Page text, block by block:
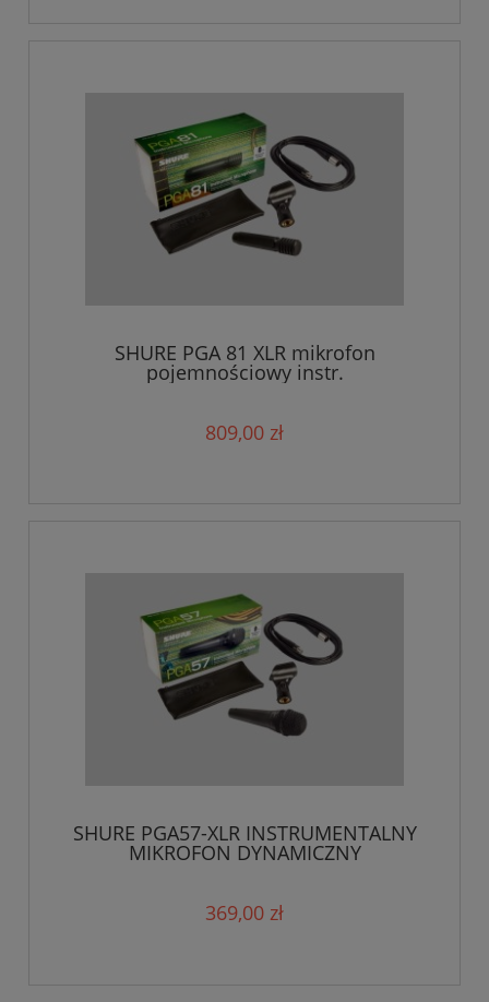
SHURE PGA 81 XLR mikrofon
pojemnościowy instr.
809,00 zł
SHURE PGA57-XLR INSTRUMENTALNY
MIKROFON DYNAMICZNY
369,00 zł